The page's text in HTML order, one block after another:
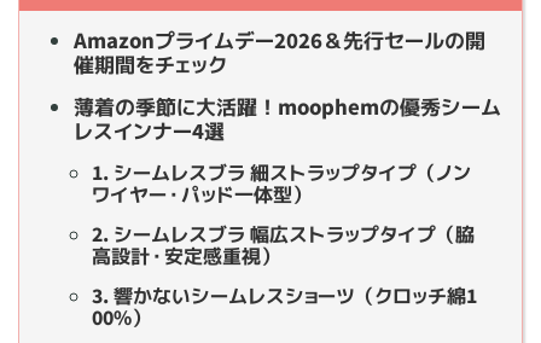
Amazonプライムデー2026＆先行セールの開
催期間をチェック
薄着の季節に大活躍！moophemの優秀シーム
レスインナー4選
1. シームレスブラ 細ストラップタイプ（ノン
ワイヤー・パッド一体型）
2. シームレスブラ 幅広ストラップタイプ（脇
高設計・安定感重視）
3. 響かないシームレスショーツ（クロッチ綿1
00%）